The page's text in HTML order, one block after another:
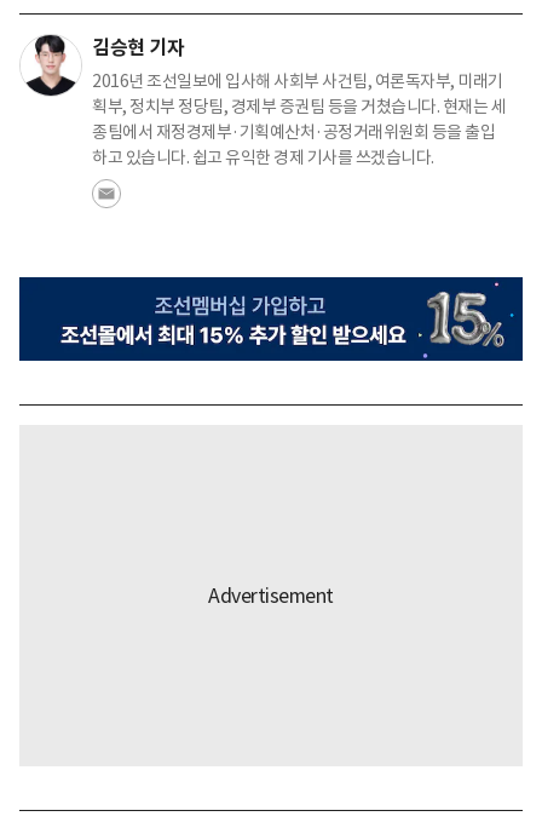
김승현 기자
2016년 조선일보에 입사해 사회부 사건팀, 여론독자부, 미래기
획부, 정치부 정당팀, 경제부 증권팀 등을 거쳤습니다. 현재는 세
종팀에서 재정경제부·기획예산처·공정거래위원회 등을 출입
하고 있습니다. 쉽고 유익한 경제 기사를 쓰겠습니다.